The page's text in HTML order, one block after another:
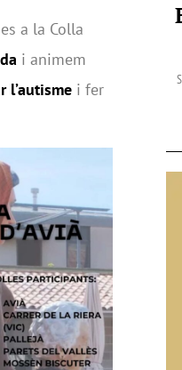
a la Colla
i animem
l’autisme i fer